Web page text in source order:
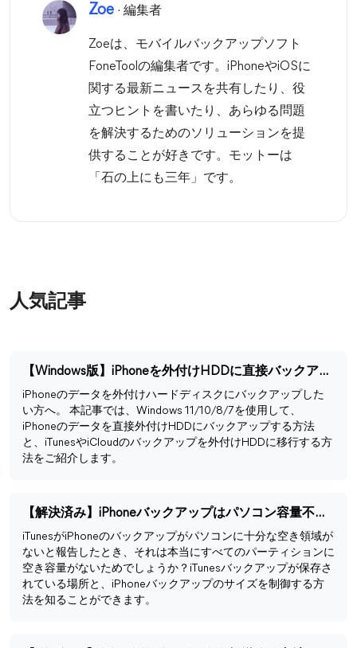
Zoe· 編集者
Zoeは、モバイルバックアップソフト
FoneToolの編集者です。iPhoneやiOSに
関する最新ニュースを共有したり、役
立つヒントを書いたり、あらゆる問題
を解決するためのソリューションを提
供することが好きです。モットーは
「石の上にも三年」です。
人気記事
【Windows版】iPhoneを外付けHDDに直接バックアップする方法
iPhoneのデータを外付けハードディスクにバックアップした
い方へ。 本記事では、Windows 11/10/8/7を使用して、
iPhoneのデータを直接外付けHDDにバックアップする方法
と、iTunesやiCloudのバックアップを外付けHDDに移行する方
法をご紹介します。
【解決済み】iPhoneバックアップはパソコン容量不足でできない
iTunesがiPhoneのバックアップがパソコンに十分な空き領域が
ないと報告したとき、それは本当にすべてのパーティションに
空き容量がないためでしょうか？iTunesバックアップが保存さ
れている場所と、iPhoneバックアップのサイズを制御する方
法を知ることができます。